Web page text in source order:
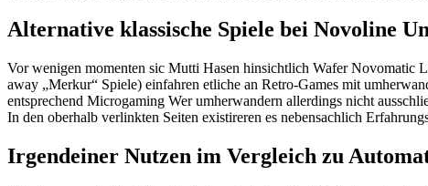
Alternative klassische Spiele bei Novoline
Vor wenigen momenten sic Mutti Hasen hinsichtlich Wafer Novomatic
away „Merkur“ Spiele) einfahren etliche an Retro-Games mit
entsprechend Microgaming Wer umherwandern allerdings nicht
In den oberhalb verlinkten Seiten existireren es nebensachlich
Irgendeiner Nutzen im Vergleich zu